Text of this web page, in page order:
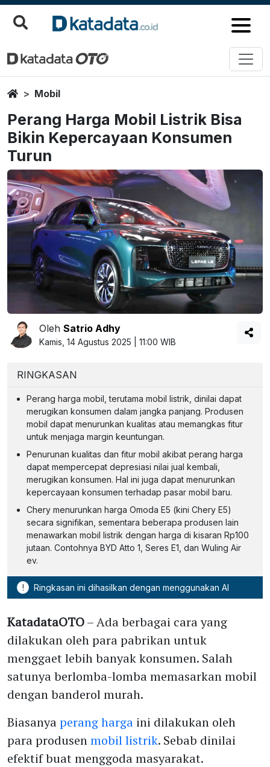
HomeMobil
Perang Harga Mobil Listrik Bisa
Bikin Kepercayaan Konsumen
Turun
Oleh Satrio Adhy
Kamis, 14 Agustus 2025 | 11:00 WIB
RINGKASAN
Perang harga mobil, terutama mobil listrik, dinilai dapat
merugikan konsumen dalam jangka panjang. Produsen
mobil dapat menurunkan kualitas atau memangkas fitur
untuk menjaga margin keuntungan.
Penurunan kualitas dan fitur mobil akibat perang harga
dapat mempercepat depresiasi nilai jual kembali,
merugikan konsumen. Hal ini juga dapat menurunkan
kepercayaan konsumen terhadap pasar mobil baru.
Chery menurunkan harga Omoda E5 (kini Chery E5)
secara signifikan, sementara beberapa produsen lain
menawarkan mobil listrik dengan harga di kisaran Rp100
jutaan. Contohnya BYD Atto 1, Seres E1, dan Wuling Air
ev.
! Ringkasan ini dihasilkan dengan menggunakan AI
KatadataOTO– Ada berbagai cara yang
dilakukan oleh para pabrikan untuk
menggaet lebih banyak konsumen. Salah
satunya berlomba-lomba memasarkan mobil
dengan banderol murah.
Biasanyaperang harga ini dilakukan oleh
para produsenmobil listrik. Sebab dinilai
efektif buat menggoda masyarakat.